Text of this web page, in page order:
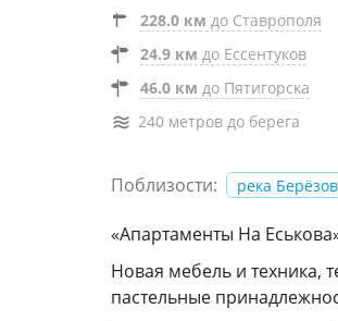
228.0 км до Ставрополя
24.9 км до Ессентуков
46.0 км до Пятигорска
240 метров до берега
Поблизости: река
«Апартаменты На
Новая мебель и техника,
пастельные